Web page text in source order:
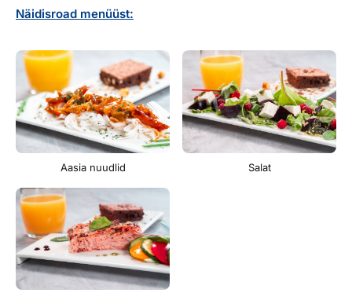
Näidisroad menüüst:
Aasia nuudlid Salat